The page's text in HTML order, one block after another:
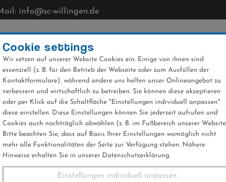
info@sc-willingen.de
28.05.2023
Cookie settings
Wir setzen auf unserer Website Cookies ein. Einige von ihnen sind
essenziell (z. B. für den Betrieb der Webseite oder zum Ausfüllen der
Kontaktformulare), während andere uns helfen unser Onlineangebot zu
verbessern und wirtschaftlich zu betreiben. Sie können diese akzeptieren
oder per Klick auf die Schaltfläche "Einstellungen individuell anpassen"
diese einstellen. Diese Einstellungen können Sie jederzeit aufrufen und
Cookies auch nachträglich abwählen (z. B. im Fußbereich unserer
Bitte beachten Sie, dass auf Basis Ihrer Einstellungen womöglich nicht
mehr alle Funktionalitäten der Seite zur Verfügung stehen. Nähere
Hinweise erhalten Sie in unserer Datenschutzerklärung.
Einstellungen individuell anpassen